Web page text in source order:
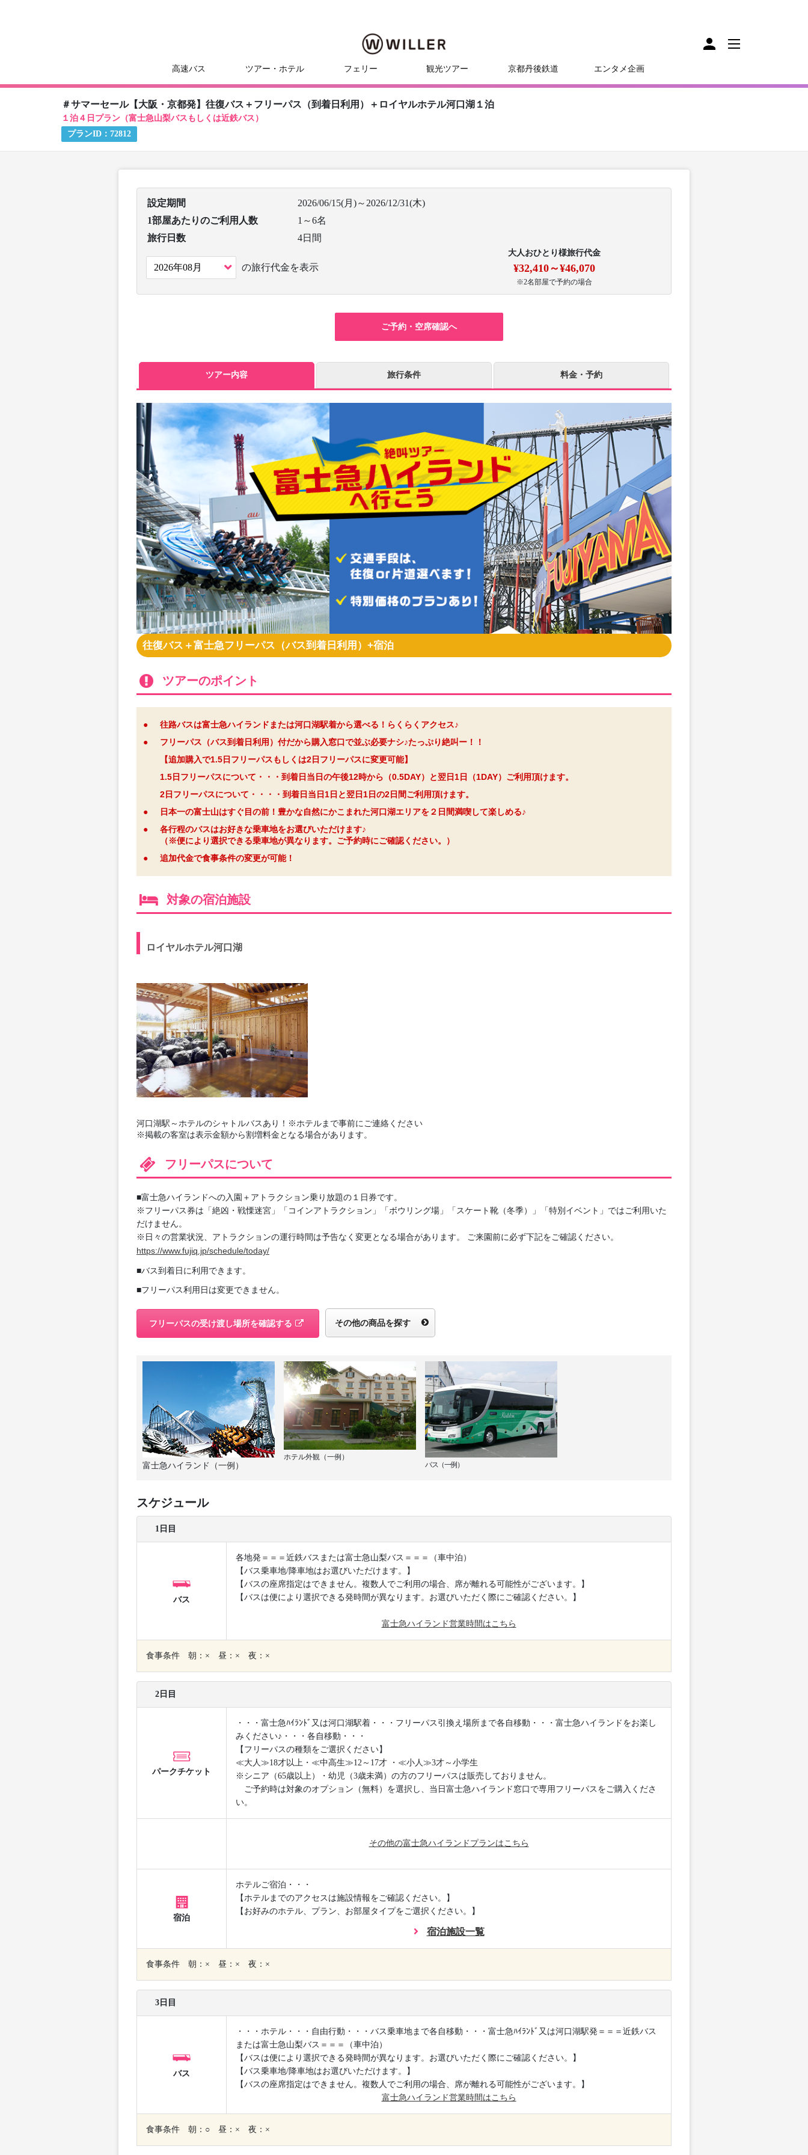
高速バス ツアー・ホテル フェリー 観光ツアー 京都丹後鉄道 エンタメ企画
＃サマーセール【大阪・京都発】往復バス＋フリーパス（到着日利用）＋ロイヤルホテル河口湖１泊
１泊４日プラン（富士急山梨バスもしくは近鉄バス）
プランID： 72812
設定期間
2026/06/15(月)～2026/12/31(木)
1部屋あたりのご利用人数
1～6名
旅行日数
4日間
の旅行代金を表示
大人おひとり様旅行代金
¥32,410～¥46,070
※2名部屋で予約の場合
ご予約・空席確認へ
ツアー内容 旅行条件 料金・予約
往復バス＋富士急フリーパス（バス到着日利用）+宿泊
ツアーのポイント
●
往路バスは富士急ハイランドまたは河口湖駅着から選べる！らくらくアクセス♪
●
フリーパス（バス到着日利用）付だから購入窓口で並ぶ必要ナシ♪たっぷり絶叫ー！！
【追加購入で1.5日フリーパスもしくは2日フリーパスに変更可能】
1.5日フリーパスについて・・・到着日当日の午後12時から（0.5DAY）と翌日1日（1DAY）ご利用頂けます。
2日フリーパスについて・・・・到着日当日1日と翌日1日の2日間ご利用頂けます。
●
日本一の富士山はすぐ目の前！豊かな自然にかこまれた河口湖エリアを２日間満喫して楽しめる♪
●
各行程のバスはお好きな乗車地をお選びいただけます♪
（※便により選択できる乗車地が異なります。ご予約時にご確認ください。）
●
追加代金で食事条件の変更が可能！
対象の宿泊施設
ロイヤルホテル河口湖
河口湖駅～ホテルのシャトルバスあり！※ホテルまで事前にご連絡ください
※掲載の客室は表示金額から割増料金となる場合があります。
フリーパスについて
■富士急ハイランドへの入園＋アトラクション乗り放題の１日券です。
※フリーパス券は「絶凶・戦慄迷宮」「コインアトラクション」「ボウリング場」「スケート靴（冬季）」「特別イベント」ではご利用いた
だけません。
※日々の営業状況、アトラクションの運行時間は予告なく変更となる場合があります。 ご来園前に必ず下記をご確認ください。
https://www.fujiq.jp/schedule/today/
■バス到着日に利用できます。
■フリーパス利用日は変更できません。
フリーパスの受け渡し場所を確認する その他の商品を探す
富士急ハイランド（一例）
ホテル外観（一例）
バス（一例）
スケジュール
1日目
バス
各地発＝＝＝近鉄バスまたは富士急山梨バス＝＝＝（車中泊）
【バス乗車地/降車地はお選びいただけます。】
【バスの座席指定はできません。複数人でご利用の場合、席が離れる可能性がございます。】
【バスは便により選択できる発時間が異なります。お選びいただく際にご確認ください。】
富士急ハイランド営業時間はこちら
食事条件 朝：× 昼：× 夜：×
2日目
パークチケット
・・・富士急ﾊｲﾗﾝﾄﾞ又は河口湖駅着・・・フリーパス引換え場所まで各自移動・・・富士急ハイランドをお楽し
みください♪・・・各自移動・・・
【フリーパスの種類をご選択ください】
≪大人≫18才以上・≪中高生≫12～17才 ・≪小人≫3才～小学生
※シニア（65歳以上）・幼児（3歳未満）の方のフリーパスは販売しておりません。
ご予約時は対象のオプション（無料）を選択し、当日富士急ハイランド窓口で専用フリーパスをご購入くださ
い。
その他の富士急ハイランドプランはこちら
宿泊
ホテルご宿泊・・・
【ホテルまでのアクセスは施設情報をご確認ください。】
【お好みのホテル、プラン、お部屋タイプをご選択ください。】
宿泊施設一覧
食事条件 朝：× 昼：× 夜：×
3日目
バス
・・・ホテル・・・自由行動・・・バス乗車地まで各自移動・・・富士急ﾊｲﾗﾝﾄﾞ又は河口湖駅発＝＝＝近鉄バス
または富士急山梨バス＝＝＝（車中泊）
【バスは便により選択できる発時間が異なります。お選びいただく際にご確認ください。】
【バス乗車地/降車地はお選びいただけます。】
【バスの座席指定はできません。複数人でご利用の場合、席が離れる可能性がございます。】
富士急ハイランド営業時間はこちら
食事条件 朝：○ 昼：× 夜：×